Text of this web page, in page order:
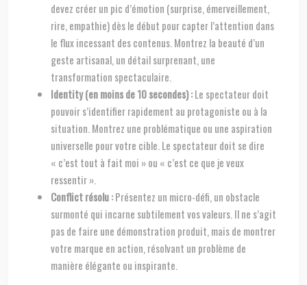
devez créer un pic d’émotion (surprise, émerveillement,
rire, empathie) dès le début pour capter l’attention dans
le flux incessant des contenus. Montrez la beauté d’un
geste artisanal, un détail surprenant, une
transformation spectaculaire.
Identity (en moins de 10 secondes) :Le spectateur doit
pouvoir s’identifier rapidement au protagoniste ou à la
situation. Montrez une problématique ou une aspiration
universelle pour votre cible. Le spectateur doit se dire
« c’est tout à fait moi » ou « c’est ce que je veux
ressentir ».
Conflict résolu :Présentez un micro-défi, un obstacle
surmonté qui incarne subtilement vos valeurs. Il ne s’agit
pas de faire une démonstration produit, mais de montrer
votre marque en action, résolvant un problème de
manière élégante ou inspirante.